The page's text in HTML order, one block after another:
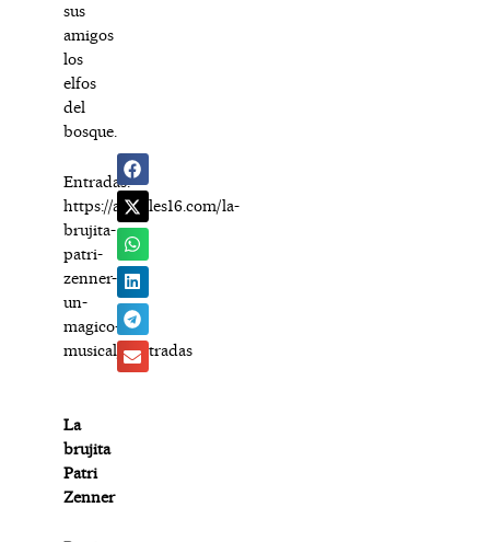
sus
amigos
los
elfos
del
bosque.
Entradas:
https://arapiles16.com/la-
brujita-
patri-
zenner-
un-
magico-
musical/#entradas
La
brujita
Patri
Zenner